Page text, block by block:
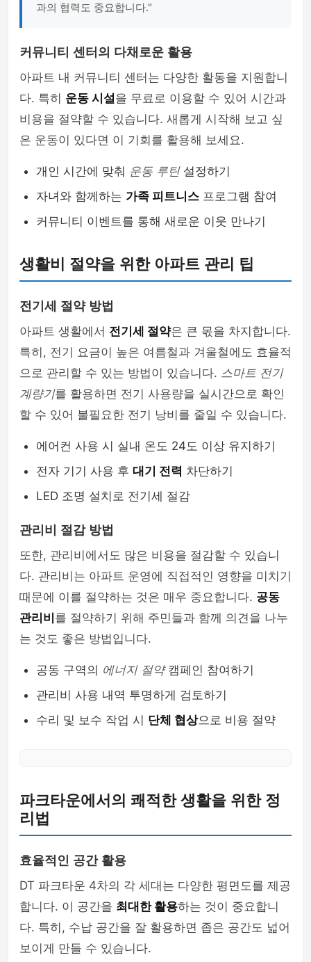
과의 협력도 중요합니다."
커뮤니티 센터의 다채로운 활용
아파트 내 커뮤니티 센터는 다양한 활동을 지원합니
다. 특히 운동 시설을 무료로 이용할 수 있어 시간과
비용을 절약할 수 있습니다. 새롭게 시작해 보고 싶
은 운동이 있다면 이 기회를 활용해 보세요.
개인 시간에 맞춰 운동 루틴설정하기
자녀와 함께하는 가족 피트니스 프로그램 참여
커뮤니티 이벤트를 통해 새로운 이웃 만나기
생활비 절약을 위한 아파트 관리 팁
전기세 절약 방법
아파트 생활에서 전기세 절약은 큰 몫을 차지합니다.
특히, 전기 요금이 높은 여름철과 겨울철에도 효율적
으로 관리할 수 있는 방법이 있습니다. 스마트 전기
계량기를 활용하면 전기 사용량을 실시간으로 확인
할 수 있어 불필요한 전기 낭비를 줄일 수 있습니다.
에어컨 사용 시 실내 온도 24도 이상 유지하기
전자 기기 사용 후 대기 전력 차단하기
LED 조명 설치로 전기세 절감
관리비 절감 방법
또한, 관리비에서도 많은 비용을 절감할 수 있습니
다. 관리비는 아파트 운영에 직접적인 영향을 미치기
때문에 이를 절약하는 것은 매우 중요합니다. 공동
관리비 를 절약하기 위해 주민들과 함께 의견을 나누
는 것도 좋은 방법입니다.
공동 구역의 에너지 절약캠페인 참여하기
관리비 사용 내역 투명하게 검토하기
수리 및 보수 작업 시 단체 협상으로 비용 절약
파크타운에서의 쾌적한 생활을 위한 정
리법
효율적인 공간 활용
DT 파크타운 4차의 각 세대는 다양한 평면도를 제공
합니다. 이 공간을 최대한 활용하는 것이 중요합니
다. 특히, 수납 공간을 잘 활용하면 좁은 공간도 넓어
보이게 만들 수 있습니다.